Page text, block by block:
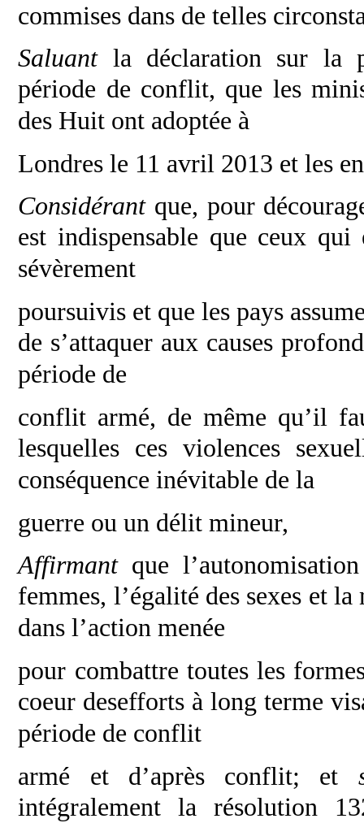
commises dans de telles
Saluant la déclaration sur la
période de conflit, que les
des Huit ont adoptée à
Londres le 11 avril 2013 et les
Considérant que, pour
est indispensable que ceux
sévèrement
poursuivis et que les pays
de s’attaquer aux causes
période de
conflit armé, de même qu’il
lesquelles ces violences
conséquence inévitable de la
guerre ou un délit mineur,
Affirmant que
femmes, l’égalité des sexes et
dans l’action menée
pour combattre toutes les
coeur desefforts à long terme
période de conflit
armé et d’après conflit; et
intégralement larésolution